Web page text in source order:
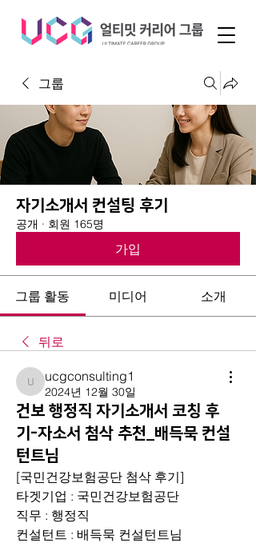
그룹
자기소개서 컨설팅 후기
공개 · 회원 165명
가입
그룹 활동 미디어 소개
뒤로
ucgconsulting1
ucgconsulting1
2024년 12월 30일
건보 행정직 자기소개서 코칭 후
기-자소서 첨삭 추천_배득묵 컨설
턴트님
[국민건강보험공단 첨삭 후기]
타겟기업 : 국민건강보험공단
직무 : 행정직
컨설턴트 : 배득묵 컨설턴트님